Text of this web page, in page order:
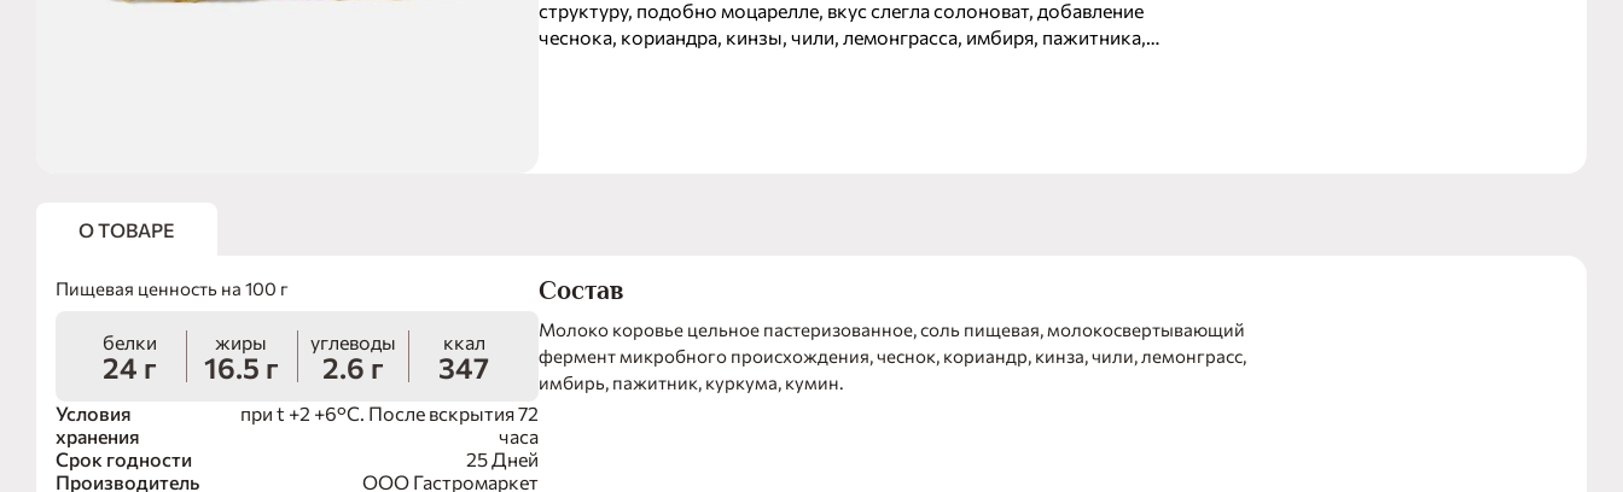
структуру, подобно моцарелле, вкус слегла солоноват, добавление
чеснока, кориандра, кинзы, чили, лемонграсса, имбиря, пажитника,
О ТОВАРЕ
Пищевая ценность на 100 г
белки
24 г
жиры
16.5 г
углеводы
2.6 г
ккал
347
Условия
хранения
при t +2 +6°С. После вскрытия 72
часа
Срок годности
25 Дней
Производитель
ООО Гастромаркет
Состав
Молоко коровье цельное пастеризованное, соль пищевая, молокосвертывающий
фермент микробного происхождения, чеснок, кориандр, кинза, чили, лемонграсс,
имбирь, пажитник, куркума, кумин.